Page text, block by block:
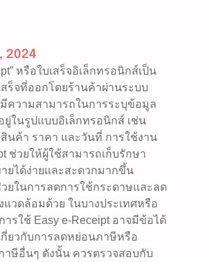
2024
หรือใบเสร็จอิเล็กทรอนิกส์เป็น
สร็จที่ออกโดยร้านค้าผ่านระบบ
ความสามารถในการระบุข้อมูล
ยู่ในรูปแบบอิเล็กทรอนิกส์ เช่น
นค้า ราคา และวันที่ การใช้งาน
ช่วยให้ผู้ใช้สามารถเก็บรักษา
ยได้ง่ายและสะดวกมากขึ้น
ยในการลดการใช้กระดาษและลด
วดล้อมด้วย ในบางประเทศหรือ
ารใช้ Easy e-Receipt อาจมีข้อได้
กี่ยวกับการลดหย่อนภาษีหรือ
าษีอื่นๆ ดังนั้น ควรตรวจสอบกับ